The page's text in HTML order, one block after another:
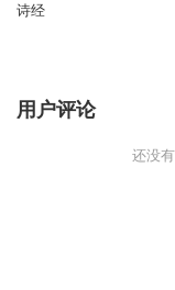
诗经
用户评论
还没